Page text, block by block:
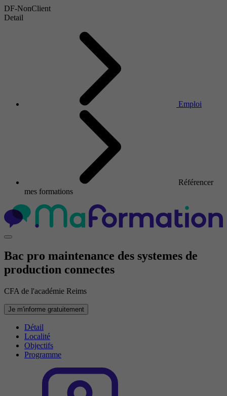
DF-NonClient
Detail
Emploi
Référencer
mes formations
Bac pro maintenance des systemes de
production connectes
CFA de l'académie Reims
Je m'informe gratuitement
Détail
Localité
Objectifs
Programme